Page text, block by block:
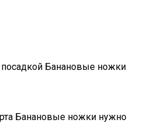
посадкой Банановые ножки
Банановые ножки нужно